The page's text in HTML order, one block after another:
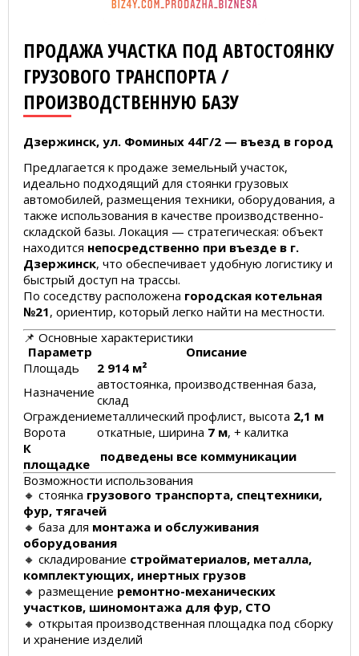
ПРОДАЖА УЧАСТКА ПОД АВТОСТОЯНКУ
ГРУЗОВОГО ТРАНСПОРТА /
ПРОИЗВОДСТВЕННУЮ БАЗУ
Дзержинск, ул. Фоминых 44Г/2 — въезд в город
Предлагается к продаже земельный участок,
идеально подходящий для стоянки грузовых
автомобилей, размещения техники, оборудования, а
также использования в качестве производственно-
складской базы. Локация — стратегическая: объект
находится непосредственно при въезде в г.
Дзержинск, что обеспечивает удобную логистику и
быстрый доступ на трассы.
По соседству расположена городская котельная
№21, ориентир, который легко найти на местности.
📌 Основные характеристики
Параметр
Описание
Площадь
2 914 м²
Назначение автостоянка, производственная база,
склад
Ограждениеметаллический профлист, высота 2,1 м
Ворота
откатные, ширина 7 м, + калитка
К
площадке
подведены все коммуникации
Возможности использования
🔸 стоянка грузового транспорта, спецтехники,
фур, тягачей
🔸 база для монтажа и обслуживания
оборудования
🔸 складирование стройматериалов, металла,
комплектующих, инертных грузов
🔸 размещение ремонтно-механических
участков, шиномонтажа для фур, СТО
🔸 открытая производственная площадка под сборку
и хранение изделий